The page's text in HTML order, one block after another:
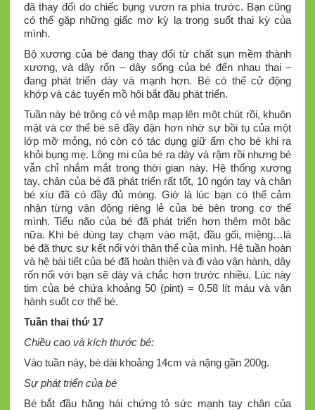
đã thay đổi do chiếc bụng vươn ra phía trước. Bạn cũng
có thể gặp những giấc mơ kỳ lạ trong suốt thai kỳ của
mình.
Bộ xương của bé đang thay đổi từ chất sụn mềm thành
xương, và dây rốn – dây sống của bé đến nhau thai –
đang phát triển dày và mạnh hơn. Bé có thể cử động
khớp và các tuyến mồ hôi bắt đầu phát triển.
Tuần này bé trông có vẻ mập mạp lên một chút rồi, khuôn
mặt và cơ thể bé sẽ đầy đặn hơn nhờ sự bồi tụ của một
lớp mỡ mỏng, nó còn có tác dụng giữ ấm cho bé khi ra
khỏi bụng mẹ. Lông mi của bé ra dày và rậm rồi nhưng bé
vẫn chỉ nhắm mắt trong thời gian này. Hệ thống xương
tay, chân của bé đã phát triển rất tốt, 10 ngón tay và chân
bé xíu đã có đầy đủ móng. Giờ là lúc bạn có thể cảm
nhận từng vận động riêng lẻ của bé bên trong cơ thể
mình. Tiểu não của bé đã phát triển hơn thêm một bậc
nữa. Khi bé dùng tay chạm vào mặt, đầu gối, miệng…là
bé đã thực sự kết nối với thân thể của mình. Hệ tuần hoàn
và hệ bài tiết của bé đã hoàn thiện và đi vào vận hành, dây
rốn nối với bạn sẽ dày và chắc hơn trước nhiều. Lúc này
tim của bé chứa khoảng 50 (pint) = 0.58 lít máu và vận
hành suốt cơ thể bé.
Tuần thai thứ 17
Chiều cao và kích thước bé:
Vào tuần này, bé dài khoảng 14cm và nặng gần 200g.
Sự phát triển của bé
Bé bắt đầu hăng hái chứng tỏ sức mạnh tay chân của